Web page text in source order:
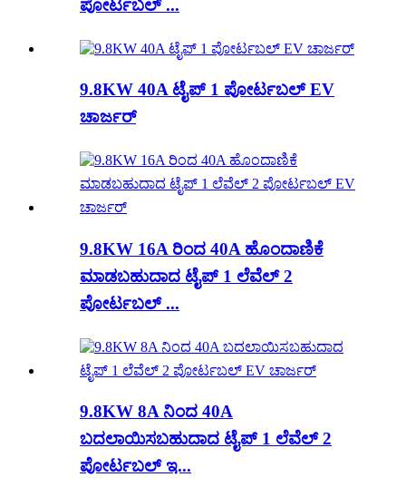
ಪೋರ್ಟಬಲ್ ...
9.8KW 40A ಟೈಪ್ 1 ಪೋರ್ಟಬಲ್ EV
ಚಾರ್ಜರ್
9.8KW 16A ರಿಂದ 40A ಹೊಂದಾಣಿಕೆ
ಮಾಡಬಹುದಾದ ಟೈಪ್ 1 ಲೆವೆಲ್ 2
ಪೋರ್ಟಬಲ್ ...
9.8KW 8A ನಿಂದ 40A
ಬದಲಾಯಿಸಬಹುದಾದ ಟೈಪ್ 1 ಲೆವೆಲ್ 2
ಪೋರ್ಟಬಲ್ ಇ...